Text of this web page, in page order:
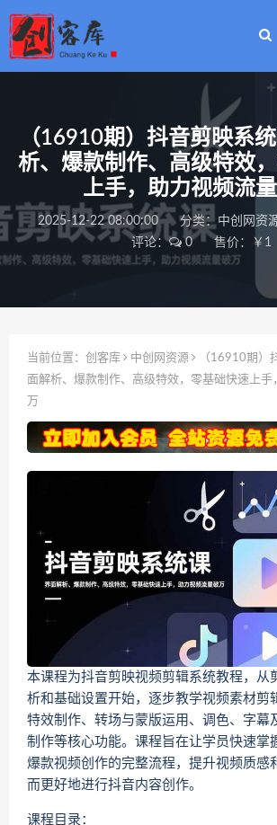
（16910期）抖音剪映系
析、爆款制作、高级特效
上手，助力视频流
2025-12-22 08:00:00 分类： 中创网资
评论：
0 售价：￥1
当前位置： 创客库 中创网资源
（16910期）
面解析、爆款制作、高级特效，零基础快速上手
万
本课程为抖音剪映视频剪辑系统教程，从
析和基础设置开始，逐步教学视频素材剪
特效制作、转场与蒙版运用、调色、字幕
制作等核心功能。课程旨在让学员快速掌
爆款视频创作的完整流程，提升视频质感
而更好地进行抖音内容创作。
课程目录：